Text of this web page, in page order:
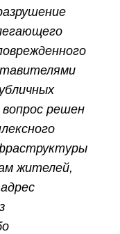
решен
жителей,